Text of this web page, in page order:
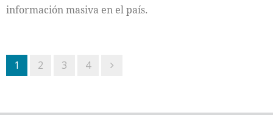
información masiva en el país.
1 2 3 4